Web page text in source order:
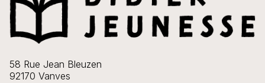
58 Rue Jean Bleuzen
92170 Vanves